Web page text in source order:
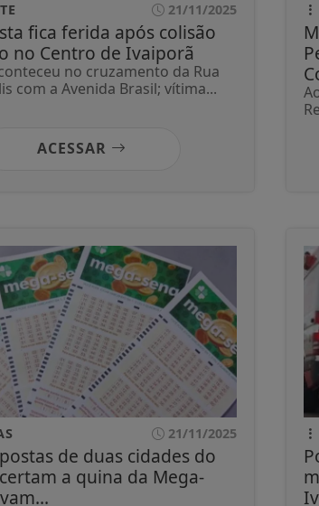
21/11/2025
fica ferida após colisão
no Centro de Ivaiporã
no cruzamento da Rua
com a Avenida Brasil; vítima...
ACESSAR
21/11/2025
de duas cidades do
a quina da Mega-